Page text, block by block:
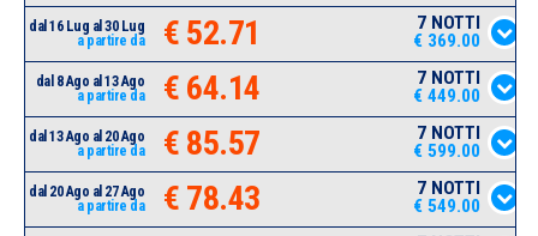
dal 16 Lug al 30 Lug
a partire da
€ 52.71
7 NOTTI
€ 369.00
dal 8 Ago al 13 Ago
a partire da
€ 64.14
7 NOTTI
€ 449.00
dal 13 Ago al 20 Ago
a partire da
€ 85.57
7 NOTTI
€ 599.00
dal 20 Ago al 27 Ago
a partire da
€ 78.43
7 NOTTI
€ 549.00